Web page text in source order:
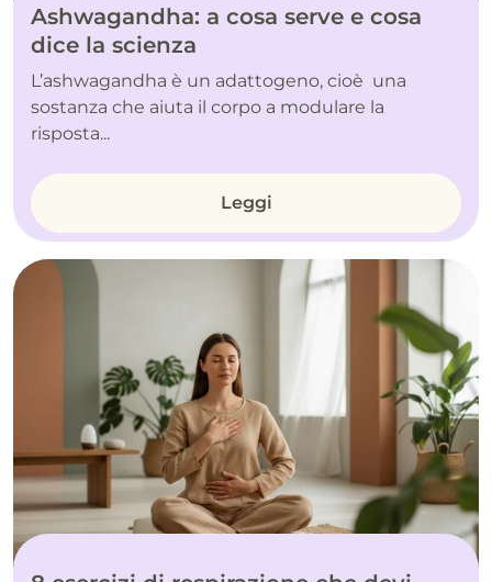
Ashwagandha: a cosa serve e cosa
dice la scienza
L’ashwagandha è un adattogeno, cioè una
sostanza che aiuta il corpo a modulare la
risposta...
Leggi